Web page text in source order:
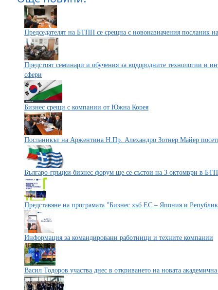
Председателят на БТПП се срещна с новоназначения посланик
Предстоят семинари и обучения за водородните технологии и
сфери
Бизнес срещи с компании от Южна Корея
Посланикът на Аржентина Н.Пр. Алехандро Зотнер Майер
Българо-гръцки бизнес форум ще се състои на 3 октомври в
Представяне на програмата "Бизнес хъб ЕС – Япония и
Информация за командировани работници и техните компании
Васил Тодоров участва днес в откриването на новата